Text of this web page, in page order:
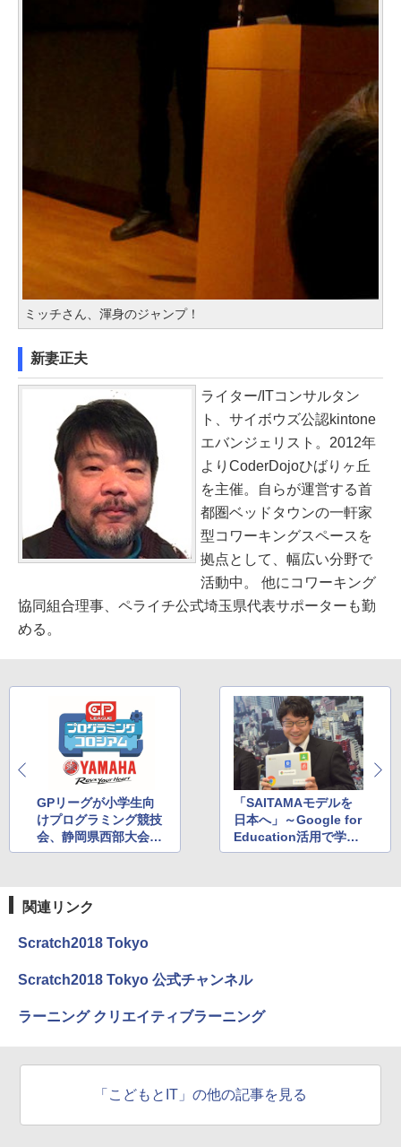
ミッチさん、渾身のジャンプ！
新妻正夫
ライター/ITコンサルタン
ト、サイボウズ公認kintone
エバンジェリスト。2012年
よりCoderDojoひばりヶ丘
を主催。自らが運営する首
都圏ベッドタウンの一軒家
型コワーキングスペースを
拠点として、幅広い分野で
活動中。 他にコワーキング
協同組合理事、ペライチ公式埼玉県代表サポーターも勤
める。
GPリーグが小学生向
けプログラミング競技
会、静岡県西部大会・
大阪府大会を12月に開
「SAITAMAモデルを
日本へ」～Google for
Education活用で学び
を変える埼玉県の取り
関連リンク
Scratch2018 Tokyo
Scratch2018 Tokyo 公式チャンネル
ラーニング クリエイティブラーニング
「こどもとIT」の他の記事を見る